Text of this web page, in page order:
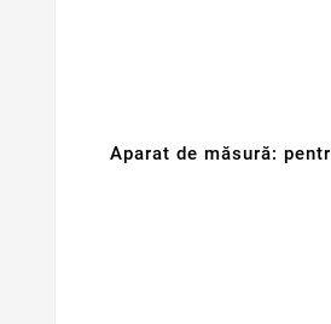
Aparat de măsură: